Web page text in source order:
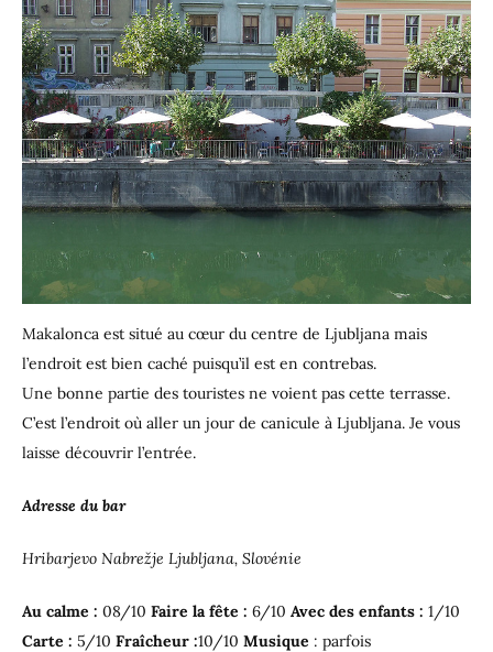
Makalonca est situé au cœur du centre de Ljubljana mais
l’endroit est bien caché puisqu’il est en contrebas.
Une bonne partie des touristes ne voient pas cette terrasse.
C’est l’endroit où aller un jour de canicule à Ljubljana. Je vous
laisse découvrir l’entrée.
Adresse du bar
Hribarjevo Nabrežje Ljubljana, Slovénie
Au calme : 08/10 Faire la fête : 6/10 Avec des enfants : 1/10
Carte : 5/10 Fraîcheur :10/10 Musique : parfois